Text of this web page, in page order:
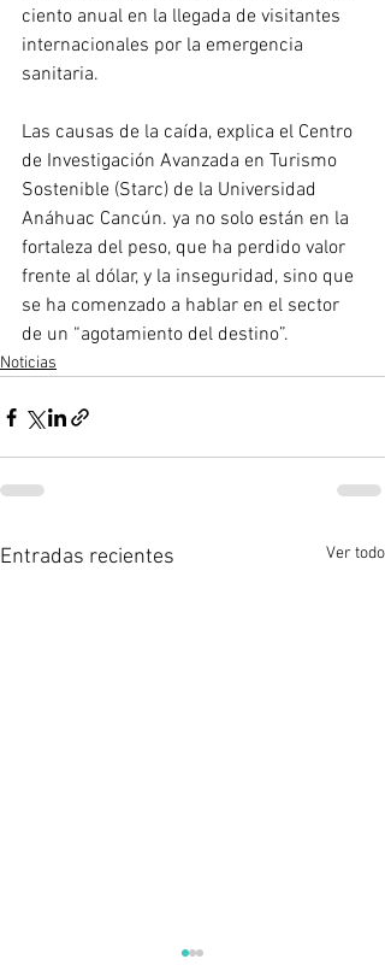
ciento anual en la llegada de visitantes
internacionales por la emergencia
sanitaria.
Las causas de la caída, explica el Centro
de Investigación Avanzada en Turismo
Sostenible (Starc) de la Universidad
Anáhuac Cancún. ya no solo están en la
fortaleza del peso, que ha perdido valor
frente al dólar, y la inseguridad, sino que
se ha comenzado a hablar en el sector
de un “agotamiento del destino”.
Noticias
Entradas recientes Ver todo